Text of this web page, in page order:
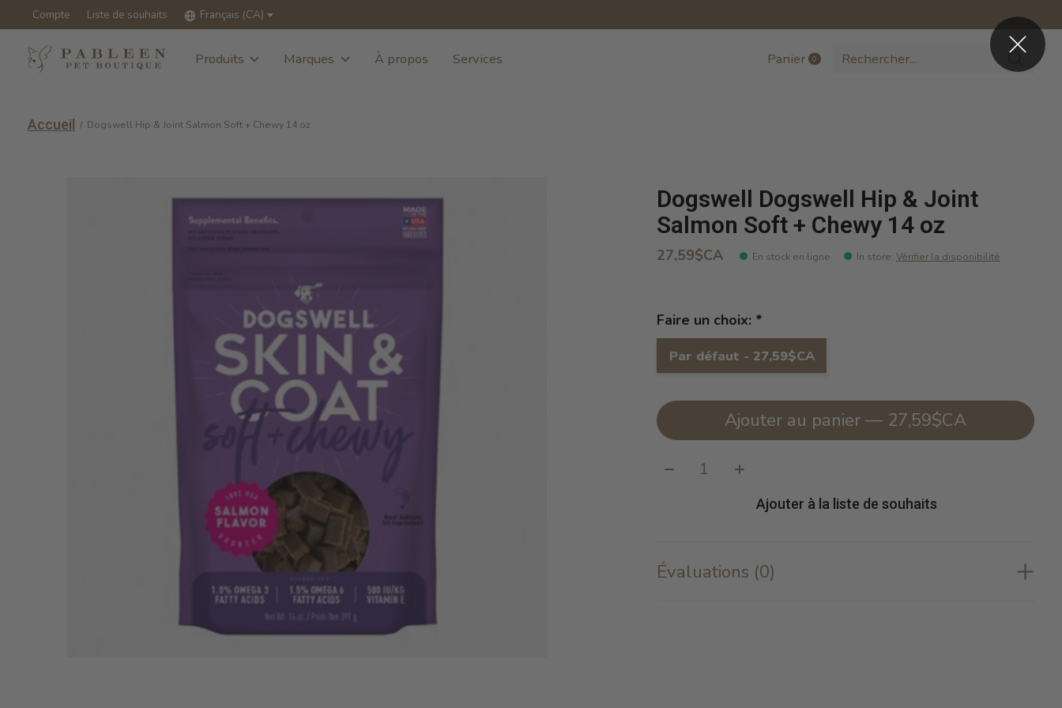
Compte Liste de souhaits Français (CA)
Produits Marques À propos Services Panier 0items
Accueil / Dogswell Hip & Joint Salmon Soft + Chewy 14 oz
Dogswell Dogswell Hip & Joint
Salmon Soft + Chewy 14 oz
27,59$CA En stock en ligne In store: Vérifier la disponibilité
Faire un choix: *
Par défaut - 27,59$CA
Ajouter au panier — 27,59$CA
Quantité:
Ajouter à la liste de souhaits
Évaluations (0)